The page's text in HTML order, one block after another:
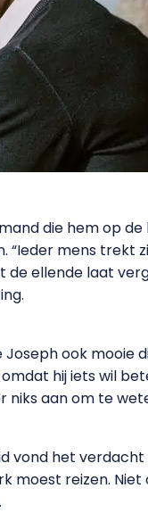
die hem op
“Ieder mens trekt
de ellende laat
ook mooie
hij iets wil
niks aan om te
vond het
moest reizen.